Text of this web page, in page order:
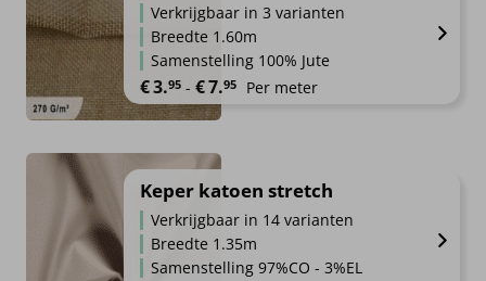
Verkrijgbaar in 3 varianten
Breedte 1.60m
Samenstelling 100% Jute
€3.95 - €7.95 Prijsklasse: €3.95 tot €7.95
Per meter
Keper katoen stretch
Verkrijgbaar in 14 varianten
Breedte 1.35m
Samenstelling 97%CO - 3%EL